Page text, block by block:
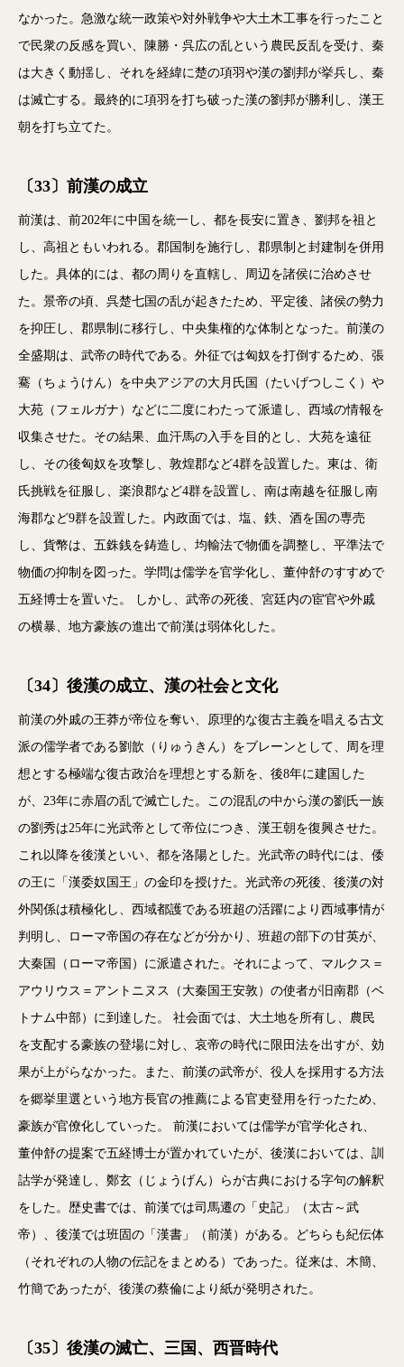
なかった。急激な統一政策や対外戦争や大土木工事を行ったこと
で民衆の反感を買い、陳勝・呉広の乱という農民反乱を受け、秦
は大きく動揺し、それを経緯に楚の項羽や漢の劉邦が挙兵し、秦
は滅亡する。最終的に項羽を打ち破った漢の劉邦が勝利し、漢王
朝を打ち立てた。
〔33〕前漢の成立
前漢は、前202年に中国を統一し、都を長安に置き、劉邦を祖と
し、高祖ともいわれる。郡国制を施行し、郡県制と封建制を併用
した。具体的には、都の周りを直轄し、周辺を諸侯に治めさせ
た。景帝の頃、呉楚七国の乱が起きたため、平定後、諸侯の勢力
を抑圧し、郡県制に移行し、中央集権的な体制となった。前漢の
全盛期は、武帝の時代である。外征では匈奴を打倒するため、張
騫（ちょうけん）を中央アジアの大月氏国（たいげつしこく）や
大苑（フェルガナ）などに二度にわたって派遣し、西域の情報を
収集させた。その結果、血汗馬の入手を目的とし、大苑を遠征
し、その後匈奴を攻撃し、敦煌郡など4群を設置した。東は、衛
氏挑戦を征服し、楽浪郡など4群を設置し、南は南越を征服し南
海郡など9群を設置した。内政面では、塩、鉄、酒を国の専売
し、貨幣は、五銖銭を鋳造し、均輸法で物価を調整し、平準法で
物価の抑制を図った。学問は儒学を官学化し、董仲舒のすすめで
五経博士を置いた。 しかし、武帝の死後、宮廷内の宦官や外戚
の横暴、地方豪族の進出で前漢は弱体化した。
〔34〕後漢の成立、漢の社会と文化
前漢の外戚の王莽が帝位を奪い、原理的な復古主義を唱える古文
派の儒学者である劉歆（りゅうきん）をブレーンとして、周を理
想とする極端な復古政治を理想とする新を、後8年に建国した
が、23年に赤眉の乱で滅亡した。この混乱の中から漢の劉氏一族
の劉秀は25年に光武帝として帝位につき、漢王朝を復興させた。
これ以降を後漢といい、都を洛陽とした。光武帝の時代には、倭
の王に「漢委奴国王」の金印を授けた。光武帝の死後、後漢の対
外関係は積極化し、西域都護である班超の活躍により西域事情が
判明し、ローマ帝国の存在などが分かり、班超の部下の甘英が、
大秦国（ローマ帝国）に派遣された。それによって、マルクス＝
アウリウス＝アントニヌス（大秦国王安敦）の使者が旧南郡（ベ
トナム中部）に到達した。 社会面では、大土地を所有し、農民
を支配する豪族の登場に対し、哀帝の時代に限田法を出すが、効
果が上がらなかった。また、前漢の武帝が、役人を採用する方法
を郷挙里選という地方長官の推薦による官吏登用を行ったため、
豪族が官僚化していった。 前漢においては儒学が官学化され、
董仲舒の提案で五経博士が置かれていたが、後漢においては、訓
詁学が発達し、鄭玄（じょうげん）らが古典における字句の解釈
をした。歴史書では、前漢では司馬遷の「史記」（太古～武
帝）、後漢では班固の「漢書」（前漢）がある。どちらも紀伝体
（それぞれの人物の伝記をまとめる）であった。従来は、木簡、
竹簡であったが、後漢の蔡倫により紙が発明された。
〔35〕後漢の滅亡、三国、西晋時代